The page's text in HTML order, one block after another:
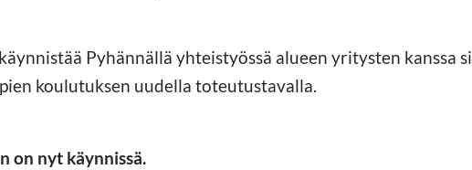
Pyhännällä yhteistyössä alueen yritysten kanssa
koulutuksen uudella toteutustavalla.
on nyt käynnissä.